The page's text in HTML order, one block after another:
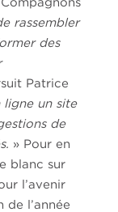
rassembler
des
Patrice
ligne un site
de
» Pour en
blanc sur
l’avenir
l’année